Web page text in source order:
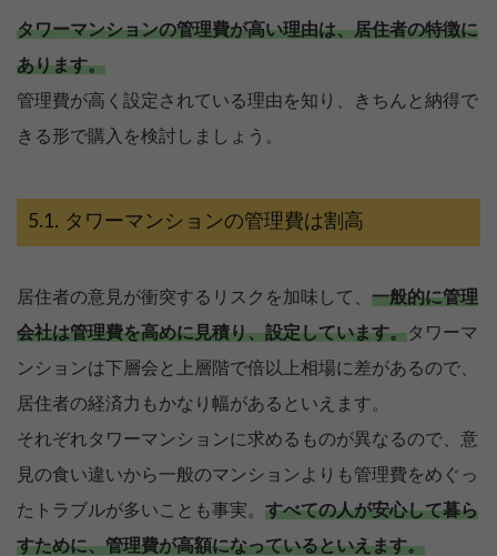
タワーマンションの管理費が高い理由は、居住者の特徴に
あります。
管理費が高く設定されている理由を知り、きちんと納得で
きる形で購入を検討しましょう。
タワーマンションの管理費は割高
居住者の意見が衝突するリスクを加味して、 一般的に管理
会社は管理費を高めに見積り、設定しています。タワーマ
ンションは下層会と上層階で倍以上相場に差があるので、
居住者の経済力もかなり幅があるといえます。
それぞれタワーマンションに求めるものが異なるので、意
見の食い違いから一般のマンションよりも管理費をめぐっ
たトラブルが多いことも事実。 すべての人が安心して暮ら
すために、管理費が高額になっているといえます。